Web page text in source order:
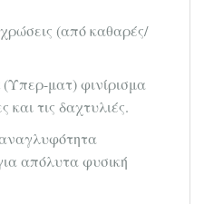
(από καθαρές/
ματ) φινίρισμα
και τις δαχτυλιές.
απόλυτα φυσική